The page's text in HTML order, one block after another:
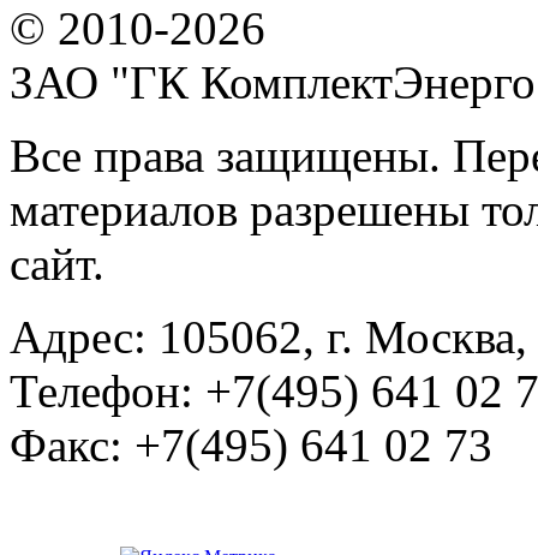
© 2010-2026
ЗАО "ГК
Все права защищены.
материалов разрешены
сайт.
Адрес: 105062, г.
Телефон: +7(495) 641 02
Факс: +7(495) 641 02 73